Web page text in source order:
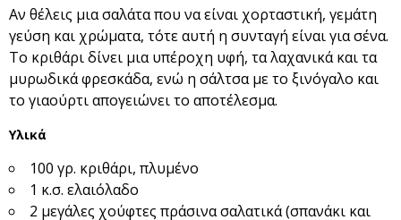
Αν θέλεις μια σαλάτα που να είναι χορταστική, γεμάτη
γεύση και χρώματα, τότε αυτή η συνταγή είναι για σένα.
Το κριθάρι δίνει μια υπέροχη υφή, τα λαχανικά και τα
μυρωδικά φρεσκάδα, ενώ η σάλτσα με το ξινόγαλο και
το γιαούρτι απογειώνει το αποτέλεσμα.
Υλικά
100 γρ. κριθάρι, πλυμένο
1 κ.σ. ελαιόλαδο
2 μεγάλες χούφτες πράσινα σαλατικά (σπανάκι και